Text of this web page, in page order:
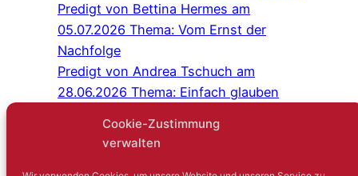
Cookie-Zustimmung
verwalten
Predigt von Bettina Hermes am
05.07.2026 Thema: Vom Ernst der
Nachfolge
Predigt von Andrea Tschuch am
28.06.2026 Thema: Einfach glauben
Predigt von Sabine Herwig am